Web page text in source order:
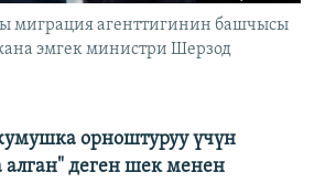
миграция агенттигинин башчысы
эмгек министри Шерзод
орноштуруу үчүн
деген шек менен